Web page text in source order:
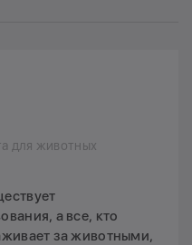
для животных
а все, кто
за животными,